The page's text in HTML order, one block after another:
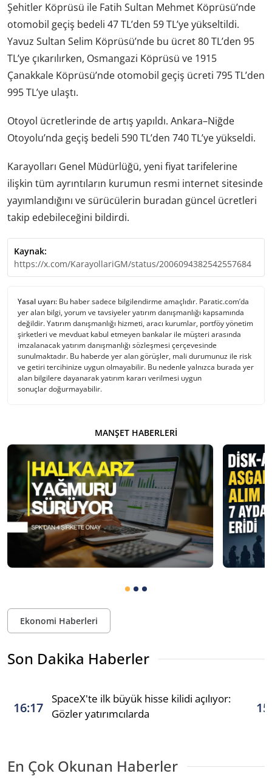
Şehitler Köprüsü ile Fatih Sultan Mehmet Köprüsü’nde
otomobil geçiş bedeli 47 TL’den 59 TL’ye yükseltildi.
Yavuz Sultan Selim Köprüsü’nde bu ücret 80 TL’den 95
TL’ye çıkarılırken, Osmangazi Köprüsü ve 1915
Çanakkale Köprüsü’nde otomobil geçiş ücreti 795 TL’den
995 TL’ye ulaştı.
Otoyol ücretlerinde de artış yapıldı. Ankara–Niğde
Otoyolu’nda geçiş bedeli 590 TL’den 740 TL’ye yükseldi.
Karayolları Genel Müdürlüğü, yeni fiyat tarifelerine
ilişkin tüm ayrıntıların kurumun resmi internet sitesinde
yayımlandığını ve sürücülerin buradan güncel ücretleri
takip edebileceğini bildirdi.
Kaynak:
https://x.com/KarayollariGM/status/2006094382542557684
Yasal uyarı: Bu haber sadece bilgilendirme amaçlıdır. Paratic.com’da
yer alan bilgi, yorum ve tavsiyeler yatırım danışmanlığı kapsamında
değildir. Yatırım danışmanlığı hizmeti, aracı kurumlar, portföy yönetim
şirketleri ve mevduat kabul etmeyen bankalar ile müşteri arasında
imzalanacak yatırım danışmanlığı sözleşmesi çerçevesinde
sunulmaktadır. Bu haberde yer alan görüşler, mali durumunuz ile risk
ve getiri tercihinize uygun olmayabilir. Bu nedenle yalnızca burada yer
alan bilgilere dayanarak yatırım kararı verilmesi uygun
sonuçlar doğurmayabilir.
MANŞET HABERLERI
Ekonomi Haberleri
Son Dakika Haberler
16:17
SpaceX'te ilk büyük hisse kilidi açılıyor:
Gözler yatırımcılarda
En Çok Okunan Haberler